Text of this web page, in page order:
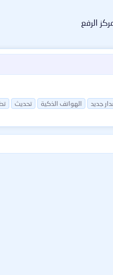
الرفع
جديد الهواتف الذكية تحديث